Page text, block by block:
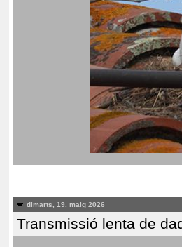
dimarts, 19. maig 2026
Transmissió lenta de